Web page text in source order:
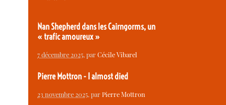
Nan Shepherd dans les Cairngorms, un
« trafic amoureux »
7 décembre 2025, parCécile Vibarel
Pierre Mottron - I almost died
23 novembre 2025, parPierre Mottron